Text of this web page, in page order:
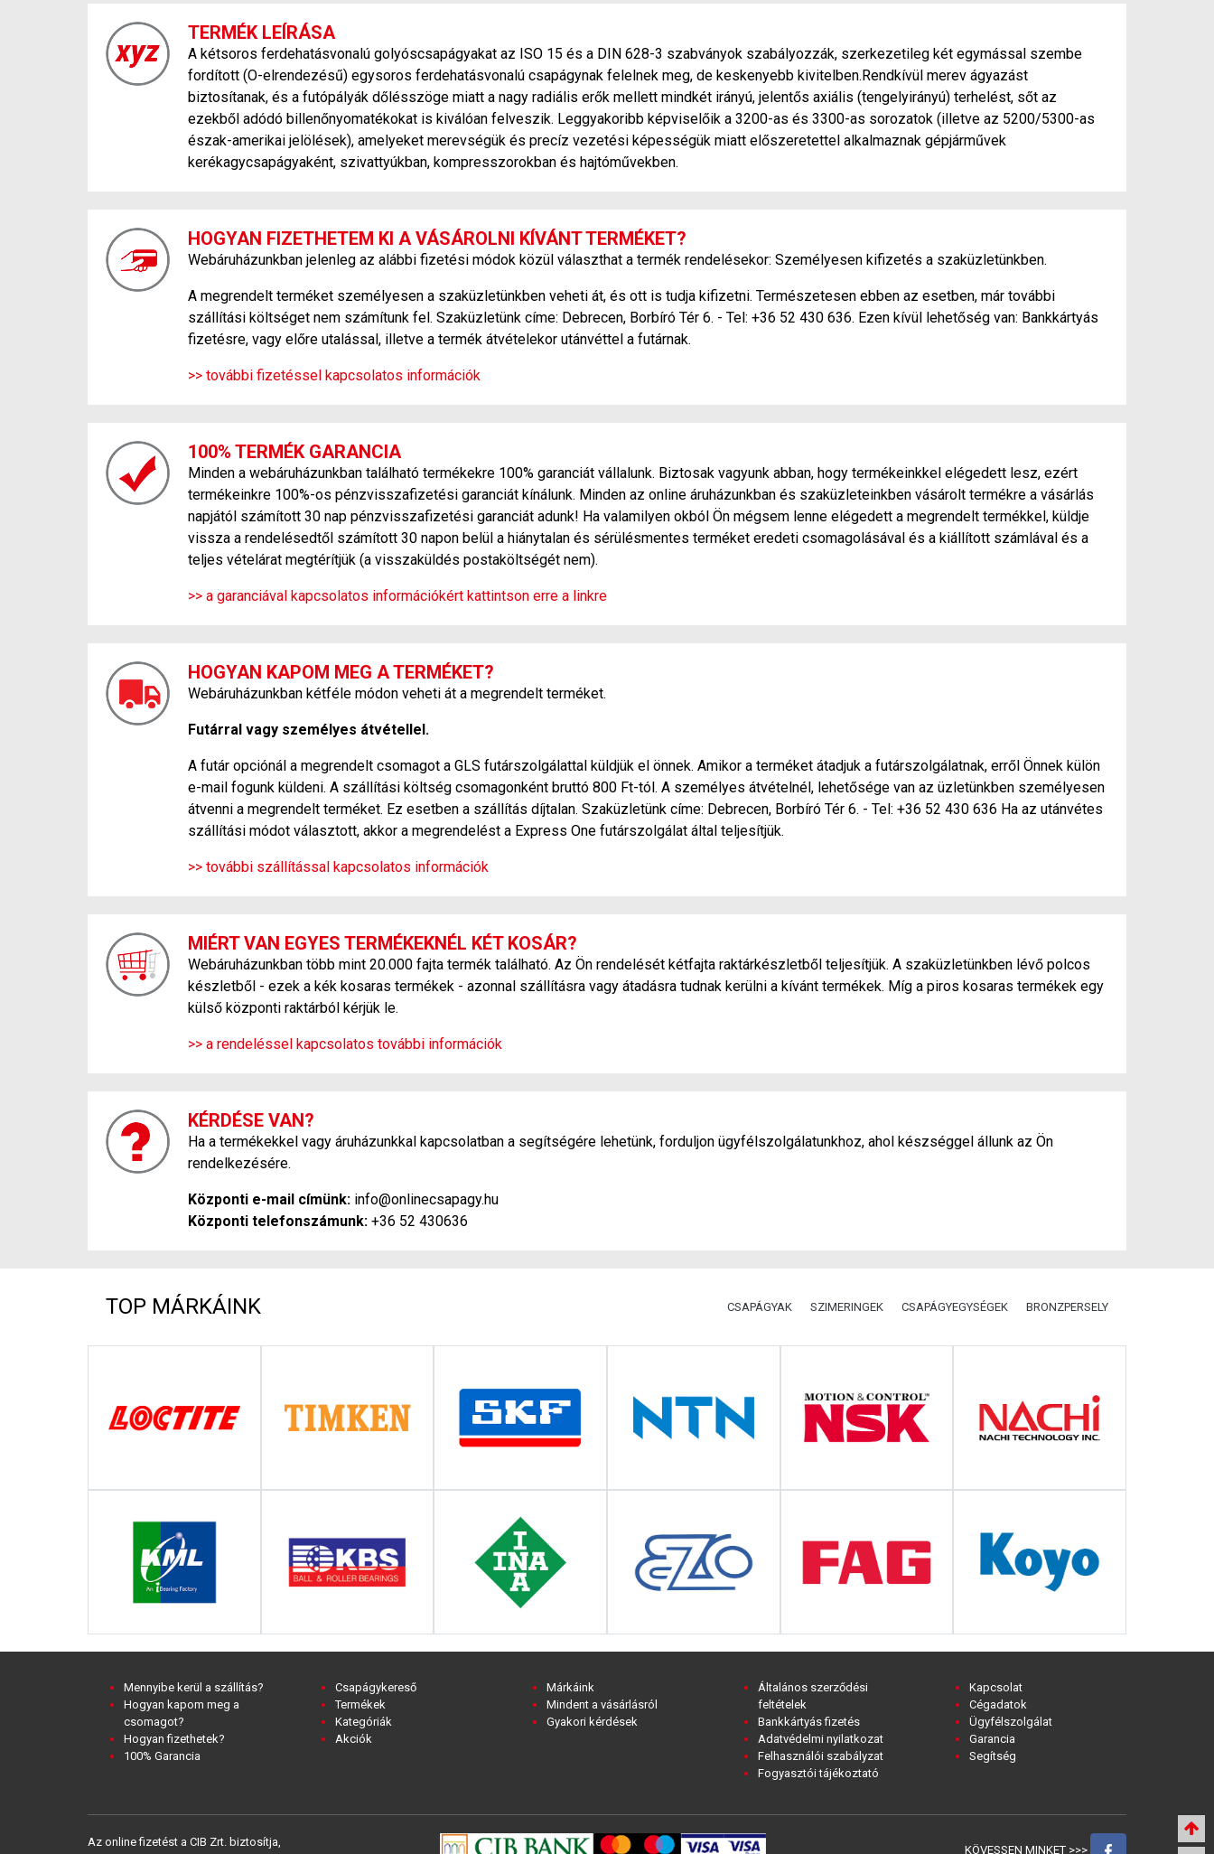
TERMÉK LEÍRÁSA
A kétsoros ferdehatásvonalú golyóscsapágyakat az ISO 15 és a DIN 628-3 szabványok szabályozzák, szerkezetileg két egymással szembe
fordított (O-elrendezésű) egysoros ferdehatásvonalú csapágynak felelnek meg, de keskenyebb kivitelben.Rendkívül merev ágyazást
biztosítanak, és a futópályák dőlésszöge miatt a nagy radiális erők mellett mindkét irányú, jelentős axiális (tengelyirányú) terhelést, sőt az
ezekből adódó billenőnyomatékokat is kiválóan felveszik. Leggyakoribb képviselőik a 3200-as és 3300-as sorozatok (illetve az 5200/5300-as
észak-amerikai jelölések), amelyeket merevségük és precíz vezetési képességük miatt előszeretettel alkalmaznak gépjárművek
kerékagycsapágyaként, szivattyúkban, kompresszorokban és hajtóművekben.
HOGYAN FIZETHETEM KI A VÁSÁROLNI KÍVÁNT TERMÉKET?
Webáruházunkban jelenleg az alábbi fizetési módok közül választhat a termék rendelésekor: Személyesen kifizetés a szaküzletünkben.
A megrendelt terméket személyesen a szaküzletünkben veheti át, és ott is tudja kifizetni. Természetesen ebben az esetben, már további
szállítási költséget nem számítunk fel. Szaküzletünk címe: Debrecen, Borbíró Tér 6. - Tel: +36 52 430 636. Ezen kívül lehetőség van: Bankkártyás
fizetésre, vagy előre utalással, illetve a termék átvételekor utánvéttel a futárnak.
>> további fizetéssel kapcsolatos információk
100% TERMÉK GARANCIA
Minden a webáruházunkban található termékekre 100% garanciát vállalunk. Biztosak vagyunk abban, hogy termékeinkkel elégedett lesz, ezért
termékeinkre 100%-os pénzvisszafizetési garanciát kínálunk. Minden az online áruházunkban és szaküzleteinkben vásárolt termékre a vásárlás
napjától számított 30 nap pénzvisszafizetési garanciát adunk! Ha valamilyen okból Ön mégsem lenne elégedett a megrendelt termékkel, küldje
vissza a rendelésedtől számított 30 napon belül a hiánytalan és sérülésmentes terméket eredeti csomagolásával és a kiállított számlával és a
teljes vételárat megtérítjük (a visszaküldés postaköltségét nem).
>> a garanciával kapcsolatos információkért kattintson erre a linkre
HOGYAN KAPOM MEG A TERMÉKET?
Webáruházunkban kétféle módon veheti át a megrendelt terméket.
Futárral vagy személyes átvétellel.
A futár opciónál a megrendelt csomagot a GLS futárszolgálattal küldjük el önnek. Amikor a terméket átadjuk a futárszolgálatnak, erről Önnek külön
e-mail fogunk küldeni. A szállítási költség csomagonként bruttó 800 Ft-tól. A személyes átvételnél, lehetősége van az üzletünkben személyesen
átvenni a megrendelt terméket. Ez esetben a szállítás díjtalan. Szaküzletünk címe: Debrecen, Borbíró Tér 6. - Tel: +36 52 430 636 Ha az utánvétes
szállítási módot választott, akkor a megrendelést a Express One futárszolgálat által teljesítjük.
>> további szállítással kapcsolatos információk
MIÉRT VAN EGYES TERMÉKEKNÉL KÉT KOSÁR?
Webáruházunkban több mint 20.000 fajta termék található. Az Ön rendelését kétfajta raktárkészletből teljesítjük. A szaküzletünkben lévő polcos
készletből - ezek a kék kosaras termékek - azonnal szállításra vagy átadásra tudnak kerülni a kívánt termékek. Míg a piros kosaras termékek egy
külső központi raktárból kérjük le.
>> a rendeléssel kapcsolatos további információk
KÉRDÉSE VAN?
Ha a termékekkel vagy áruházunkkal kapcsolatban a segítségére lehetünk, forduljon ügyfélszolgálatunkhoz, ahol készséggel állunk az Ön
rendelkezésére.
Központi e-mail címünk: info@onlinecsapagy.hu
Központi telefonszámunk: +36 52 430636
TOP MÁRKÁINK CSAPÁGYAK SZIMERINGEK CSAPÁGYEGYSÉGEK BRONZPERSELY
Mennyibe kerül a szállítás?
Hogyan kapom meg a
csomagot?
Hogyan fizethetek?
100% Garancia
Csapágykereső
Termékek
Kategóriák
Akciók
Márkáink
Mindent a vásárlásról
Gyakori kérdések
Általános szerződési
feltételek
Bankkártyás fizetés
Adatvédelmi nyilatkozat
Felhasználói szabályzat
Fogyasztói tájékoztató
Kapcsolat
Cégadatok
Ügyfélszolgálat
Garancia
Segítség
Az online fizetést a CIB Zrt. biztosítja,
KÖVESSEN MINKET >>>